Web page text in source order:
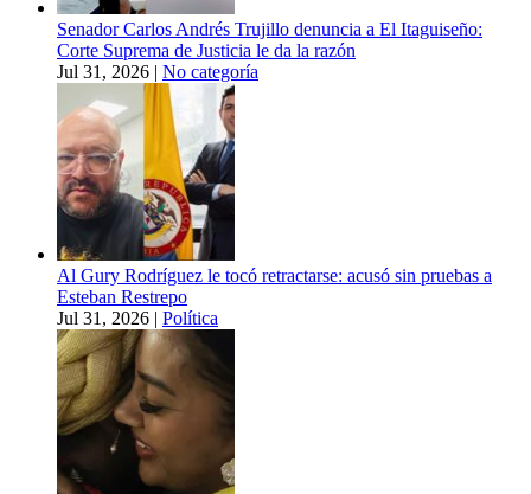
Senador Carlos Andrés Trujillo denuncia a El Itaguiseño:
Corte Suprema de Justicia le da la razón
Jul 31, 2026 | No categoría
Al Gury Rodríguez le tocó retractarse: acusó sin pruebas a
Esteban Restrepo
Jul 31, 2026 | Política